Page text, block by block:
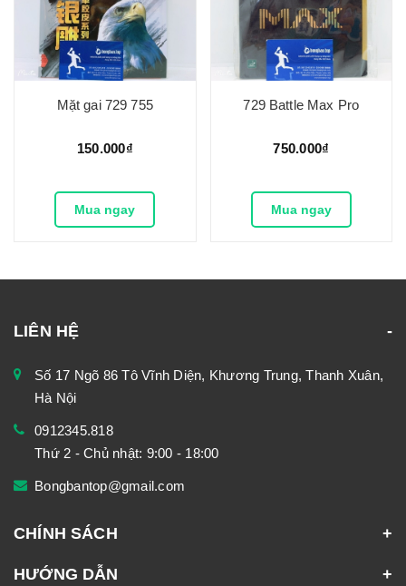
Mặt gai 729 755
150.000₫
Mua ngay
729 Battle Max Pro
750.000₫
Mua ngay
LIÊN HỆ
Số 17 Ngõ 86 Tô Vĩnh Diện, Khương Trung, Thanh Xuân,
Hà Nội
0912345.818
Thứ 2 - Chủ nhật: 9:00 - 18:00
Bongbantop@gmail.com
CHÍNH SÁCH
HƯỚNG DẪN